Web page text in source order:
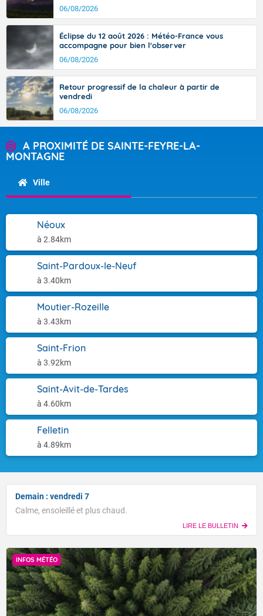
06/08/2026
Éclipse du 12 août 2026 : Météo-France vous
accompagne pour bien l'observer
06/08/2026
Retour progressif de la chaleur à partir de
vendredi
06/08/2026
A PROXIMITÉ DE SAINTE-FEYRE-LA-
MONTAGNE
Ville
Néoux
à 2.84km
Saint-Pardoux-le-Neuf
à 3.40km
Moutier-Rozeille
à 3.43km
Saint-Frion
à 3.92km
Saint-Avit-de-Tardes
à 4.60km
Felletin
à 4.89km
Demain : vendredi 7
Calme, ensoleillé et plus chaud.
LIRE LE BULLETIN
INFOS MÉTÉO